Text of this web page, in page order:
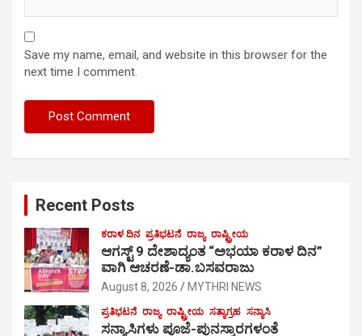
Save my name, email, and website in this browser for the
next time I comment.
Recent Posts
ಕರಾಳ ದಿನ ಪ್ರತಿಭಟನೆ ರಾಜ್ಯ ರಾಷ್ಟ್ರೀಯ
ಆಗಸ್ಟ್ 9 ದೇಶಾದ್ಯಂತ “ಅಭಯಾ ಕರಾಳ ದಿನ”
ವಾಗಿ ಆಚರಣೆ-ಡಾ.ಬಸವರಾಜು
August 8, 2026 MYTHRI NEWS
ಪ್ರತಿಭಟನೆ ರಾಜ್ಯ ರಾಷ್ಟ್ರೀಯ ಸತ್ಯಾಗ್ರಹ ಸನ್ಯಾಸಿ
ಸನ್ಯಾಸಿಗಳು ಪೂಜೆ-ಪುನಸ್ಕಾರಗಳಂತೆ